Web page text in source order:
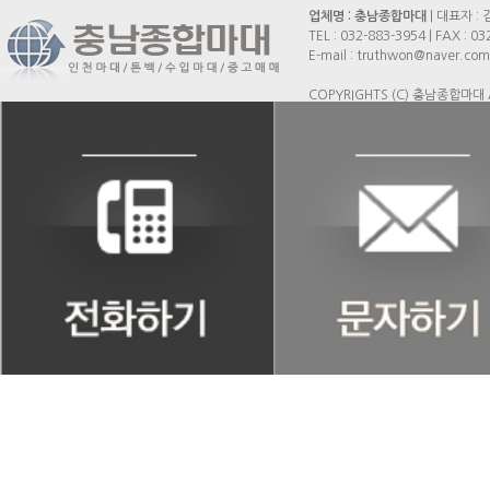
업체명 : 충남종합마대
| 대표자 :
TEL : 032-883-3954| FAX :
E-mail : truthwon@naver.com
COPYRIGHTS (C) 충남종합마대